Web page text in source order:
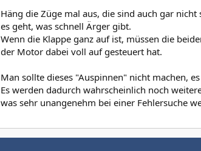
Häng die Züge mal aus, die sind auch gar
es geht, was schnell Ärger gibt.
Wenn die Klappe ganz auf ist, müssen die
der Motor dabei voll auf gesteuert hat.
Man sollte dieses "Auspinnen" nicht machen,
Es werden dadurch wahrscheinlich noch
was sehr unangenehm bei einer Fehlersuche